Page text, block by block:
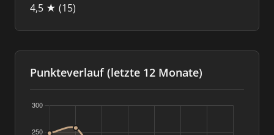
4,5 ★ (15)
Punkteverlauf (letzte 12 Monate)